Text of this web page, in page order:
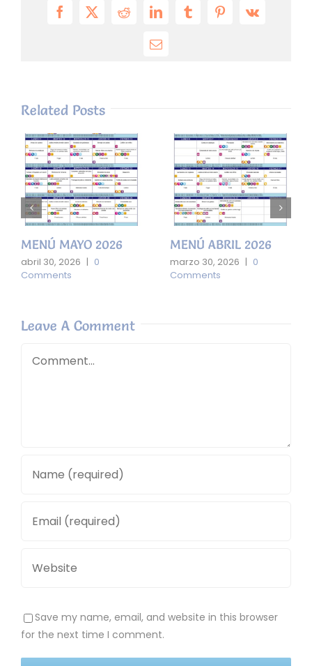
Facebook
X RedditLinkedInTumblrPinterest
Vk
Email
Related Posts
MENÚ MAYO 2026
abril 30, 2026 | 0
Comments
MENÚ ABRIL 2026
marzo 30, 2026 | 0
Comments
Leave A Comment
Save my name, email, and website in this browser
for the next time I comment.